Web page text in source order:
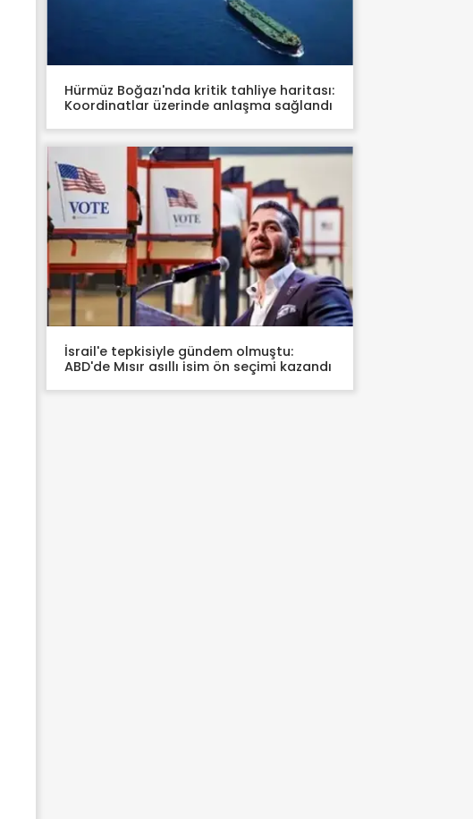
Hürmüz Boğazı'nda kritik tahliye haritası:
Koordinatlar üzerinde anlaşma sağlandı
İsrail'e tepkisiyle gündem olmuştu:
ABD'de Mısır asıllı isim ön seçimi kazandı